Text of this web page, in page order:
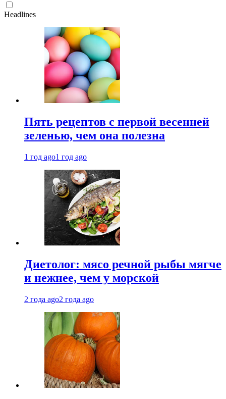
Headlines
Пять рецептов с первой весенней
зеленью, чем она полезна
1 год ago1 год ago
Диетолог: мясо речной рыбы мягче
и нежнее, чем у морской
2 года ago2 года ago